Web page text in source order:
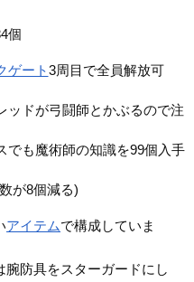
個
ゲート3周目で全員解放可
ッドが弓闘師とかぶるので注
でも魔術師の知識を99個入手
が8個減る)
アイテムで構成していま
防具をスターガードにし